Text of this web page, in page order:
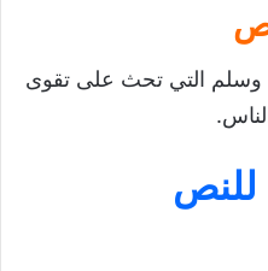
وسلم التي تحث على تقوى
للنص